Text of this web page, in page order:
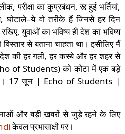
परीक्षा का कुप्रबंधन, रद्द हुई भर्तियां,
वो तरीके हैं जिनसे हर दिन
युवाओं का भविष्य ही देश का भविष्य
से बताना चाहता था। इसीलिए मैं
की हर गली, हर कस्बे और हर शहर से
of Students) को कोटा में एक बड़े
17 जून | Echo of Students |
और बड़ी खबरों से जुड़े रहने के लिए
केवल प्रभासाक्षी पर।